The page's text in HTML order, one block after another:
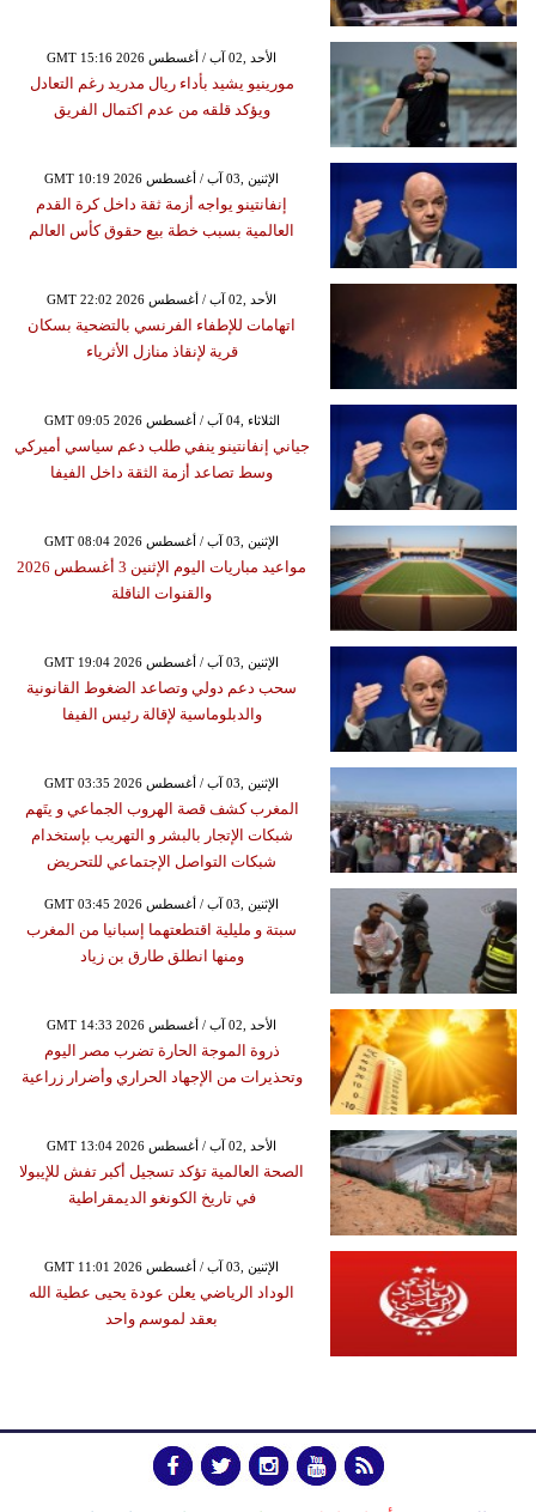
GMT 15:16 2026 الأحد ,02 آب / أغسطس
مورينيو يشيد بأداء ريال مدريد رغم التعادل
ويؤكد قلقه من عدم اكتمال الفريق
GMT 10:19 2026 الإثنين ,03 آب / أغسطس
إنفانتينو يواجه أزمة ثقة داخل كرة القدم
العالمية بسبب خطة بيع حقوق كأس العالم
GMT 22:02 2026 الأحد ,02 آب / أغسطس
اتهامات للإطفاء الفرنسي بالتضحية بسكان
قرية لإنقاذ منازل الأثرياء
GMT 09:05 2026 الثلاثاء ,04 آب / أغسطس
جياني إنفانتينو ينفي طلب دعم سياسي أميركي
وسط تصاعد أزمة الثقة داخل الفيفا
GMT 08:04 2026 الإثنين ,03 آب / أغسطس
مواعيد مباريات اليوم الإثنين 3 أغسطس 2026
والقنوات الناقلة
GMT 19:04 2026 الإثنين ,03 آب / أغسطس
سحب دعم دولي وتصاعد الضغوط القانونية
والدبلوماسية لإقالة رئيس الفيفا
GMT 03:35 2026 الإثنين ,03 آب / أغسطس
المغرب كشف قصة الهروب الجماعي و يتَهم
شبكات الإتجار بالبشر و التهريب بإستخدام
شبكات التواصل الإجتماعي للتحريض
GMT 03:45 2026 الإثنين ,03 آب / أغسطس
سبتة و مليلية اقتطعتهما إسبانيا من المغرب
ومنها انطلق طارق بن زياد
GMT 14:33 2026 الأحد ,02 آب / أغسطس
ذروة الموجة الحارة تضرب مصر اليوم
وتحذيرات من الإجهاد الحراري وأضرار زراعية
GMT 13:04 2026 الأحد ,02 آب / أغسطس
الصحة العالمية تؤكد تسجيل أكبر تفش للإيبولا
في تاريخ الكونغو الديمقراطية
GMT 11:01 2026 الإثنين ,03 آب / أغسطس
الوداد الرياضي يعلن عودة يحيى عطية الله
بعقد لموسم واحد